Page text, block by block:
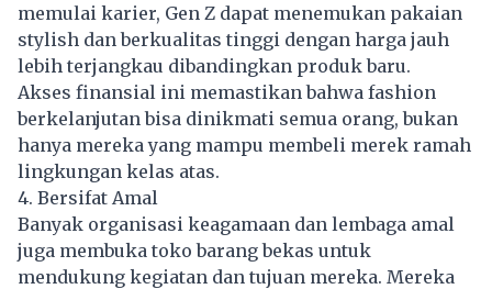
memulai karier, Gen Z dapat menemukan pakaian
stylish dan berkualitas tinggi dengan harga jauh
lebih terjangkau dibandingkan produk baru.
Akses finansial ini memastikan bahwa fashion
berkelanjutan bisa dinikmati semua orang, bukan
hanya mereka yang mampu membeli merek ramah
lingkungan kelas atas.
4. Bersifat Amal
Banyak organisasi keagamaan dan lembaga amal
juga membuka toko barang bekas untuk
mendukung kegiatan dan tujuan mereka. Mereka